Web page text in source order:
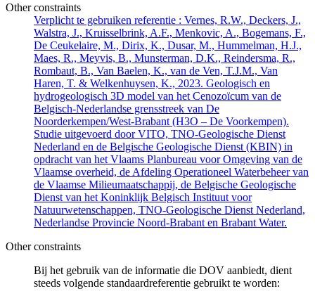
Other constraints
Verplicht te gebruiken referentie : Vernes, R.W., Deckers, J.,
Walstra, J., Kruisselbrink, A.F., Menkovic, A., Bogemans, F.,
De Ceukelaire, M., Dirix, K., Dusar, M., Hummelman, H.J.,
Maes, R., Meyvis, B., Munsterman, D.K., Reindersma, R.,
Rombaut, B., Van Baelen, K., van de Ven, T.J.M., Van
Haren, T. & Welkenhuysen, K., 2023. Geologisch en
hydrogeologisch 3D model van het Cenozoïcum van de
Belgisch-Nederlandse grensstreek van De
Noorderkempen/West-Brabant (H3O – De Voorkempen).
Studie uitgevoerd door VITO, TNO-Geologische Dienst
Nederland en de Belgische Geologische Dienst (KBIN) in
opdracht van het Vlaams Planbureau voor Omgeving van de
Vlaamse overheid, de Afdeling Operationeel Waterbeheer van
de Vlaamse Milieumaatschappij, de Belgische Geologische
Dienst van het Koninklijk Belgisch Instituut voor
Natuurwetenschappen, TNO-Geologische Dienst Nederland,
Nederlandse Provincie Noord-Brabant en Brabant Water.
Other constraints
Bij het gebruik van de informatie die DOV aanbiedt, dient
steeds volgende standaardreferentie gebruikt te worden: